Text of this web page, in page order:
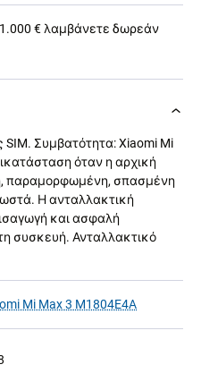
€ λαμβάνετε δωρεάν
Συμβατότητα: Xiaomi Mi
όταν η αρχική
παραμορφωμένη, σπασμένη
Η ανταλλακτική
και ασφαλή
συσκευή. Ανταλλακτικό
Mi Max 3 M1804E4A